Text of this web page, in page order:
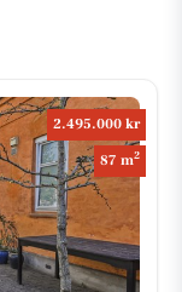
2.495.000 kr
87 m2